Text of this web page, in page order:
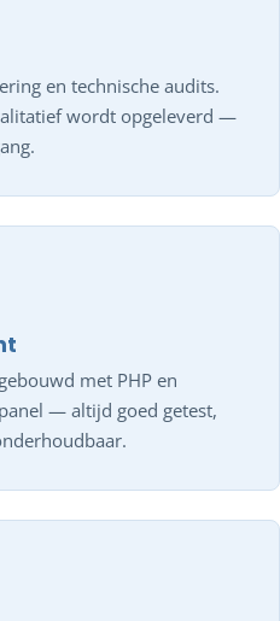
en technische audits.
wordt opgeleverd —
met PHP en
— altijd goed getest,